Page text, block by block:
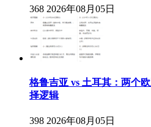
368 2026年08月05日
格鲁吉亚 vs 土耳其：两个
择逻辑
398 2026年08月05日